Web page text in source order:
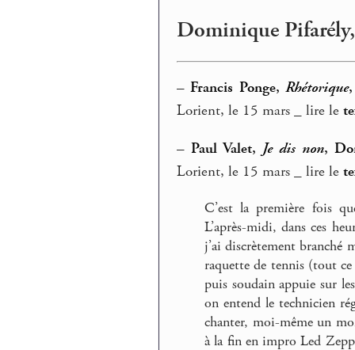
Dominique
– Francis Ponge, Rhétorique
Lorient, le 15 mars _ lire le
– Paul Valet, Je dis non,
Lorient, le 15 mars _ lire le
C’est la première fois
L’après-midi, dans ces
j’ai discrètement branché
raquette de tennis (tout
puis soudain appuie sur
on entend le technicien
chanter, moi-même un
à la fin en impro Led